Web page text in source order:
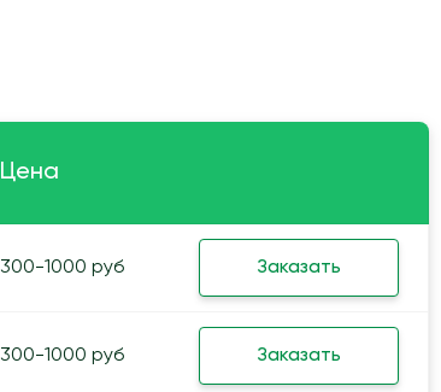
Цена
300-1000 руб Заказать
300-1000 руб Заказать